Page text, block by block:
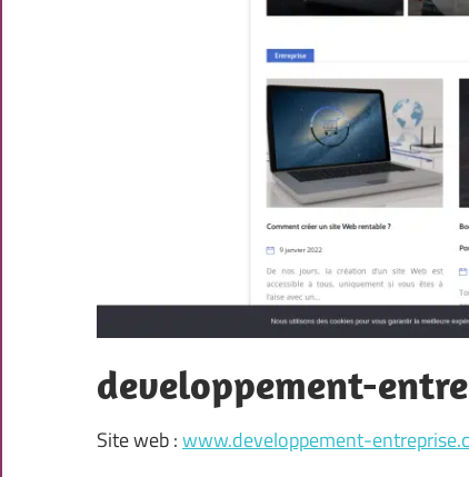
developpement-
Site web :www.developpement-